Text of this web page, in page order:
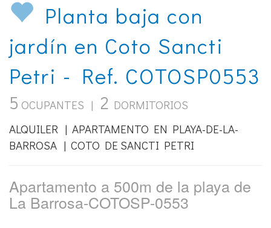
Planta baja con
jardín en Coto Sancti
Petri - Ref. COTOSP0553
5 OCUPANTES | 2 DORMITORIOS
ALQUILER | APARTAMENTO EN PLAYA-DE-LA-
BARROSA | COTO DE SANCTI PETRI
Apartamento a 500m de la playa de
La Barrosa-COTOSP-0553